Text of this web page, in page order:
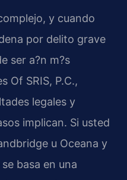
y cuando
por delito grave
ser a?n m?s
Of SRIS, P.C.,
legales y
implican. Si usted
u Oceana y
basa en una